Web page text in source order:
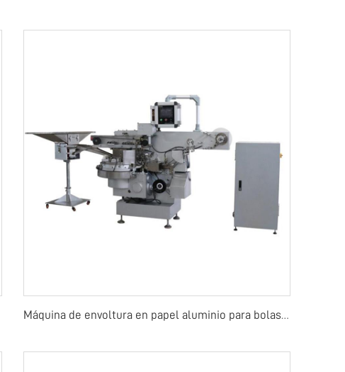
Máquina de envoltura en papel aluminio para bolas de chocolate